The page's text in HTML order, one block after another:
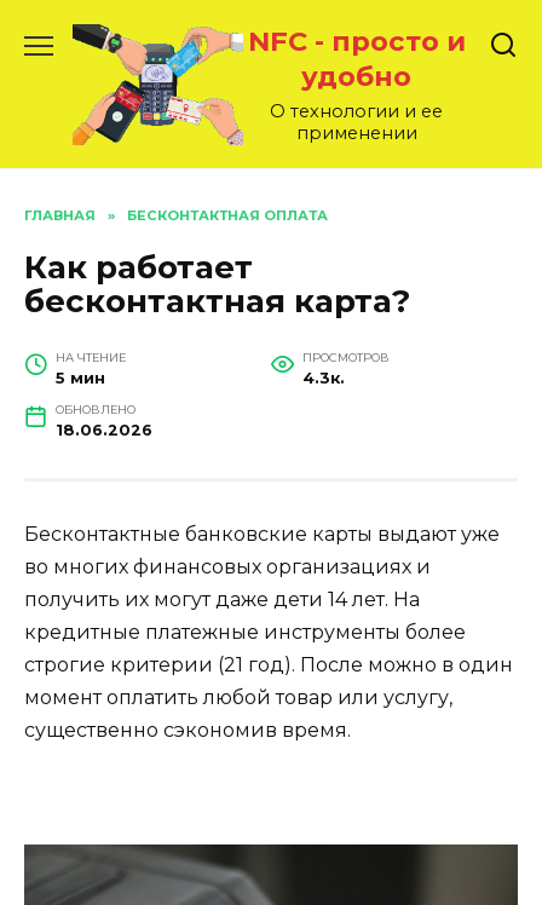
содержанию
NFC - просто и
удобно
О технологии и ее
применении
ГЛАВНАЯ » БЕСКОНТАКТНАЯ ОПЛАТА
Как работает
бесконтактная карта?
НА ЧТЕНИЕ
5 мин
ПРОСМОТРОВ
4.3к.
ОБНОВЛЕНО
18.06.2026
Бесконтактные банковские карты выдают уже
во многих финансовых организациях и
получить их могут даже дети 14 лет. На
кредитные платежные инструменты более
строгие критерии (21 год). После можно в один
момент оплатить любой товар или услугу,
существенно сэкономив время.